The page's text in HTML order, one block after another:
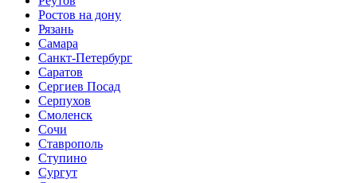
Ростов на дону
Рязань
Самара
Санкт-Петербург
Саратов
Сергиев Посад
Серпухов
Смоленск
Сочи
Ставрополь
Ступино
Сургут